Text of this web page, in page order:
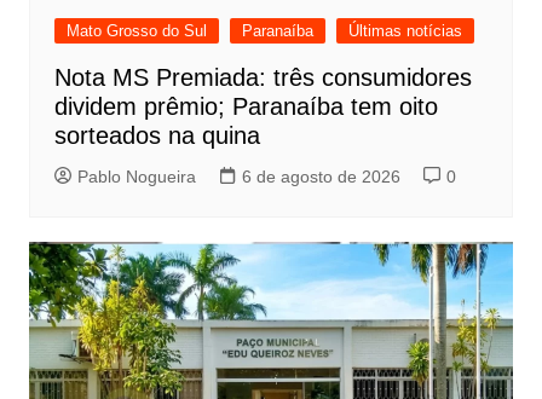
Mato Grosso do Sul Paranaíba Últimas notícias
Nota MS Premiada: três consumidores
dividem prêmio; Paranaíba tem oito
sorteados na quina
Pablo Nogueira 6 de agosto de 2026 0